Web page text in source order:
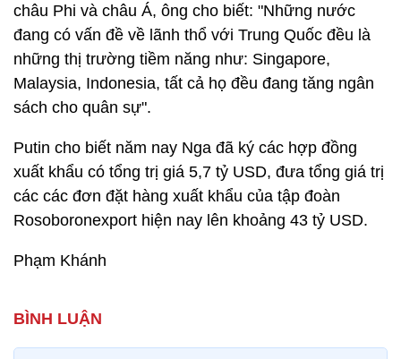
châu Phi và châu Á, ông cho biết: "Những nước
đang có vấn đề về lãnh thổ với Trung Quốc đều là
những thị trường tiềm năng như: Singapore,
Malaysia, Indonesia, tất cả họ đều đang tăng ngân
sách cho quân sự".
Putin cho biết năm nay Nga đã ký các hợp đồng
xuất khẩu có tổng trị giá 5,7 tỷ USD, đưa tổng giá trị
các các đơn đặt hàng xuất khẩu của tập đoàn
Rosoboronexport hiện nay lên khoảng 43 tỷ USD.
Phạm Khánh